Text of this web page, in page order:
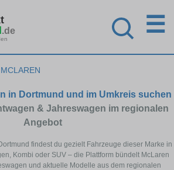
.de ☰
MCLAREN
in Dortmund und im Umkreis suchen
& Jahreswagen im regionalen
Angebot
findest du gezielt Fahrzeuge dieser Marke in
Kombi oder SUV – die Plattform bündelt McLaren
und aktuelle Modelle aus dem regionalen